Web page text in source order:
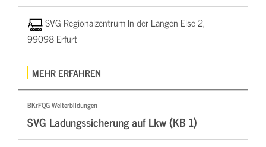
SVG Regionalzentrum In der Langen Else 2,
99098 Erfurt
MEHR ERFAHREN
BKrFQG Weiterbildungen
SVG Ladungssicherung auf Lkw (KB 1)